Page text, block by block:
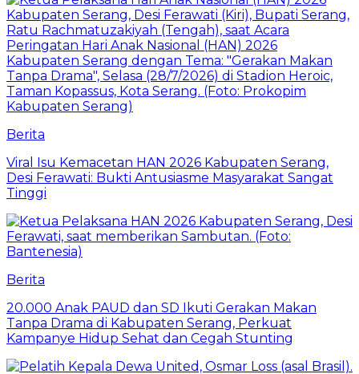
Berita
Viral Isu Kemacetan HAN 2026 Kabupaten Serang,
Desi Ferawati: Bukti Antusiasme Masyarakat Sangat
Tinggi
Berita
20.000 Anak PAUD dan SD Ikuti Gerakan Makan
Tanpa Drama di Kabupaten Serang, Perkuat
Kampanye Hidup Sehat dan Cegah Stunting